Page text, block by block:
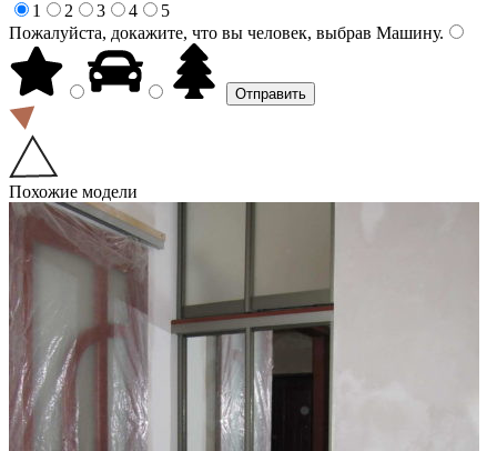
1
2 3 4
5
Пожалуйста, докажите, что вы человек, выбрав Машину.
Похожие модели